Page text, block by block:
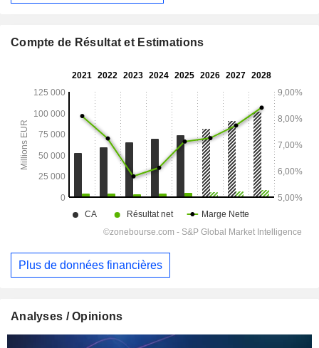
Compte de Résultat et Estimations
Plus de données financières
Analyses / Opinions